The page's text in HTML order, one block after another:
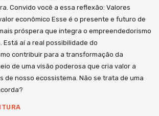
Convido você a essa reflexão: Valores
econômico Esse é o presente e futuro de
próspera que integra o empreendedorismo
Está aí a real possibilidade do
contribuir para a transformação da
de uma visão poderosa que cria valor a
de nosso ecossistema. Não se trata de uma